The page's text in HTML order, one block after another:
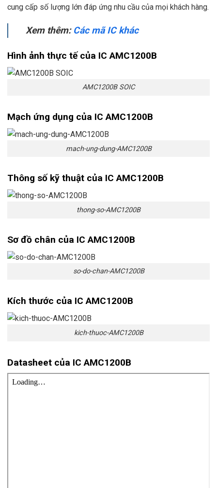
cung cấp số lượng lớn đáp ứng nhu cầu của mọi khách hàng.
Xem thêm: Các mã IC khác
Hình ảnh thực tế của IC AMC1200B
AMC1200B SOIC
Mạch ứng dụng của IC AMC1200B
mach-ung-dung-AMC1200B
Thông số kỹ thuật của IC AMC1200B
thong-so-AMC1200B
Sơ đồ chân của IC AMC1200B
so-do-chan-AMC1200B
Kích thước của IC AMC1200B
kich-thuoc-AMC1200B
Datasheet của IC AMC1200B